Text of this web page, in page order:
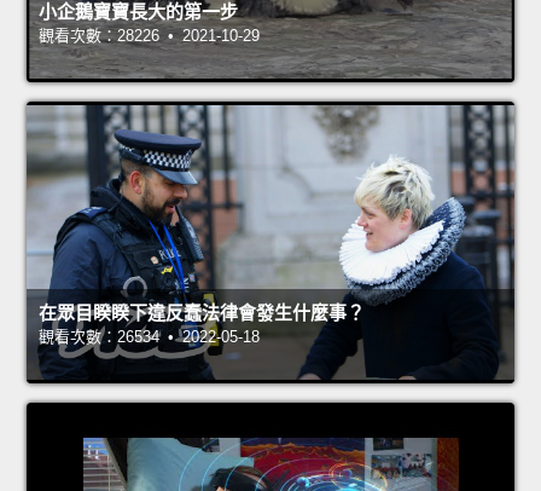
小企鵝寶寶長大的第一步
觀看次數：28226 • 2021-10-29
在眾目睽睽下違反蠢法律會發生什麼事？
觀看次數：26534 • 2022-05-18